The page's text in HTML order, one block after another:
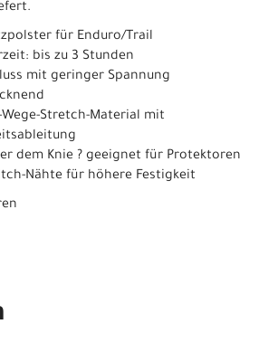
für Enduro/Trail
bis zu 3 Stunden
mit geringer Spannung
Stretch-Material mit
dem Knie ? geeignet für Protektoren
Nähte für höhere Festigkeit